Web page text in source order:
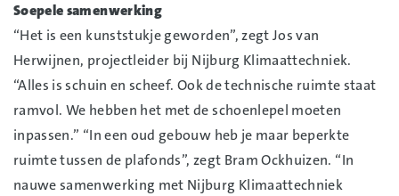
Soepele samenwerking
“Het is een kunststukje geworden”, zegt Jos van
Herwijnen, projectleider bij Nijburg Klimaattechniek.
“Alles is schuin en scheef. Ook de technische ruimte staat
ramvol. We hebben het met de schoenlepel moeten
inpassen.” “In een oud gebouw heb je maar beperkte
ruimte tussen de plafonds”, zegt Bram Ockhuizen. “In
nauwe samenwerking met Nijburg Klimaattechniek